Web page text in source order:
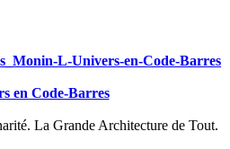
en Code-Barres
La Grande Architecture de Tout.